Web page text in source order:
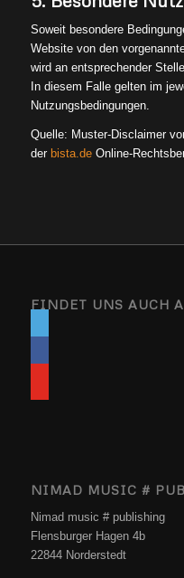
Soweit besondere
Website von den
wird an entsprechender
In diesem Falle gelten im
Nutzungsbedingungen.
Quelle: Muster-Disclaimer
der bista.deOnline-
FINDET UNS AUCH
NIMAD MUSIC #
Nimad music # publishing
Flensburger Hagen 4b
22844 Norderstedt